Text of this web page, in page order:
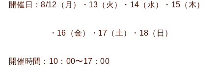
開催日：8/12（月）・13（火）・14（水）・15（木）
・16（金）・17（土）・18（日）
開催時間：10：00〜17：00